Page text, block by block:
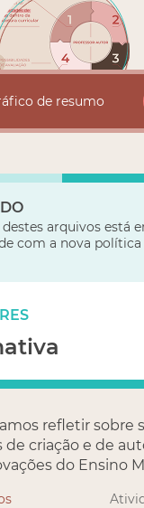
de resumo
arquivos está
com a nova política
refletir sobre
de criação e de
do Ensino